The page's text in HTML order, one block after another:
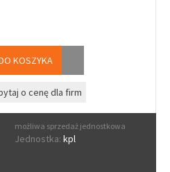
KOSZYKA
o cenę dla firm
możliwa sprzedaż jednostkowa
Jednostka: kpl